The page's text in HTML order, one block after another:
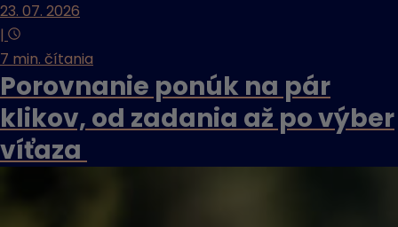
23. 07. 2026
|
7 min. čítania
Porovnanie ponúk na pár
klikov, od zadania až po výber
víťaza